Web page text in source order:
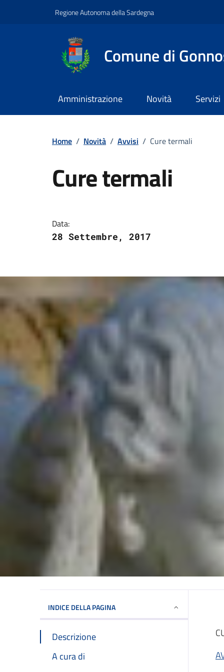
Regione Autonoma della Sardegna
Comune di
Amministrazione Novità Servizi
Home / Novità / Avvisi / Cure termali
Cure termali
Data:
28 Settembre, 2017
INDICE DELLA PAGINA
Descrizione
A cura di